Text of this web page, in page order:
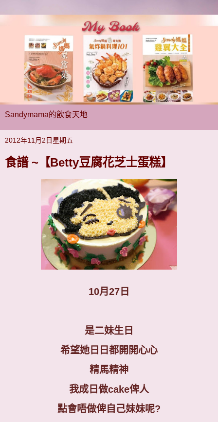
Sandymama的飲食天地
2012年11月2日星期五
食譜 ~【Betty豆腐花芝士蛋糕】
10月 27 日
是二妹生日
希望她日日都開開心心
精馬精神
我成日做cake俾人
點會唔做俾自己妹妹呢?